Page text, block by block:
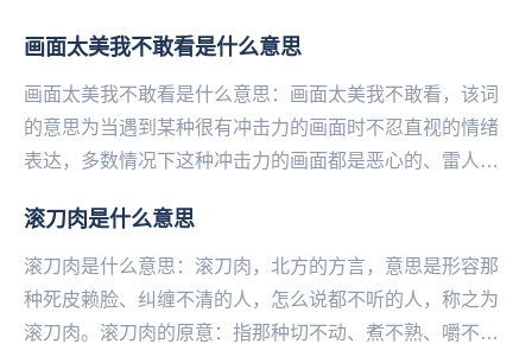
画面太美我不敢看是什么意思
画面太美我不敢看是什么意思：画面太美我不敢看，该词
的意思为当遇到某种很有冲击力的画面时不忍直视的情绪
表达，多数情况下这种冲击力的画面都是恶心的、雷人
却...
滚刀肉是什么意思
滚刀肉是什么意思：滚刀肉，北方的方言，意思是形容那
种死皮赖脸、纠缠不清的人，怎么说都不听的人，称之为
滚刀肉。滚刀肉的原意：指那种切不动、煮不熟、嚼不烂